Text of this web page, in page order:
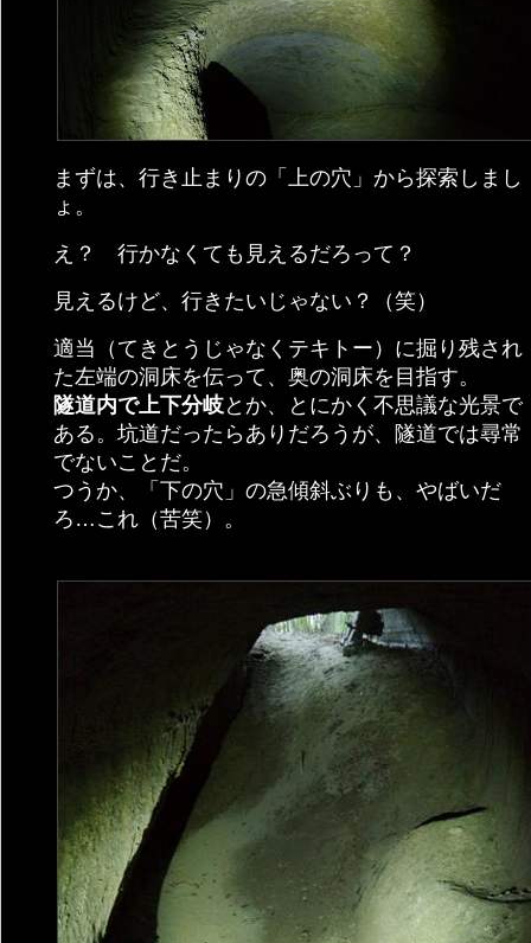
まずは、行き止まりの「上の穴」から探索しまし
ょ。
え？ 行かなくても見えるだろって？
見えるけど、行きたいじゃない？（笑）
適当（てきとうじゃなくテキトー）に掘り残され
た左端の洞床を伝って、奥の洞床を目指す。
隧道内で上下分岐とか、とにかく不思議な光景で
ある。坑道だったらありだろうが、隧道では尋常
でないことだ。
つうか、「下の穴」の急傾斜ぶりも、やばいだ
ろ…これ（苦笑）。